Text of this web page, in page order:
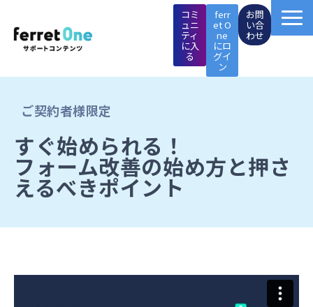
コミ
ュニ
ティ
に入
る
ferr
et O
ne
にロ
グイ
ン
お問
い合
わせ
マーケTips集
成功事例
ご契約者様限定
すぐ始められる！
フォーム改善の始め方と押さ
えるべきポイント